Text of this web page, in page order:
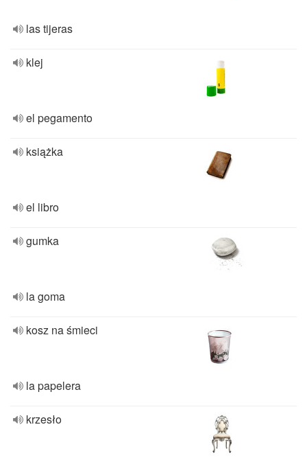
las tijeras
klej
el pegamento
książka
el libro
gumka
la goma
kosz na śmieci
la papelera
krzesło